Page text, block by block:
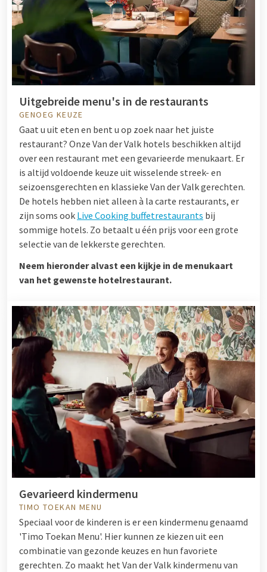
Uitgebreide menu's in de restaurants
GENOEG KEUZE
Gaat u uit eten en bent u op zoek naar het juiste
restaurant? Onze Van der Valk hotels beschikken altijd
over een restaurant met een gevarieerde menukaart. Er
is altijd voldoende keuze uit wisselende streek- en
seizoensgerechten en klassieke Van der Valk gerechten.
De hotels hebben niet alleen à la carte restaurants, er
zijn soms ook Live Cooking buffetrestaurants bij
sommige hotels. Zo betaalt u één prijs voor een grote
selectie van de lekkerste gerechten.
Neem hieronder alvast een kijkje in de menukaart
van het gewenste hotelrestaurant.
Gevarieerd kindermenu
TIMO TOEKAN MENU
Speciaal voor de kinderen is er een kindermenu genaamd
'Timo Toekan Menu'. Hier kunnen ze kiezen uit een
combinatie van gezonde keuzes en hun favoriete
gerechten. Zo maakt het Van der Valk kindermenu van